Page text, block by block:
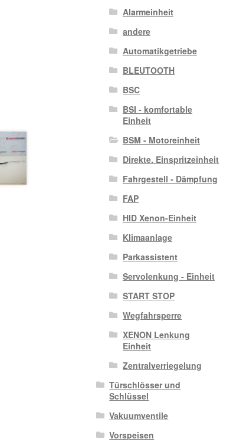
Alarmeinheit
andere
Automatikgetriebe
BLEUTOOTH
BSC
BSI - komfortable
Einheit
BSM - Motoreinheit
Direkte. Einspritzeinheit
Fahrgestell - Dämpfung
FAP
HID Xenon-Einheit
Klimaanlage
Parkassistent
Servolenkung - Einheit
START STOP
Wegfahrsperre
XENON Lenkung
Einheit
Zentralverriegelung
Türschlösser und
Schlüssel
Vakuumventile
Vorspeisen